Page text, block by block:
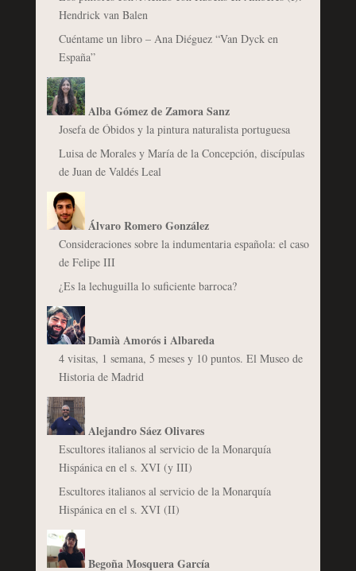
Hendrick van Balen
Cuéntame un libro – Ana Diéguez “Van Dyck en
España”
Alba Gómez de Zamora Sanz
Josefa de Óbidos y la pintura naturalista portuguesa
Luisa de Morales y María de la Concepción, discípulas
de Juan de Valdés Leal
Álvaro Romero González
Consideraciones sobre la indumentaria española: el caso
de Felipe III
¿Es la lechuguilla lo suficiente barroca?
Damià Amorós i Albareda
4 visitas, 1 semana, 5 meses y 10 puntos. El Museo de
Historia de Madrid
Alejandro Sáez Olivares
Escultores italianos al servicio de la Monarquía
Hispánica en el s. XVI (y III)
Escultores italianos al servicio de la Monarquía
Hispánica en el s. XVI (II)
Begoña Mosquera García